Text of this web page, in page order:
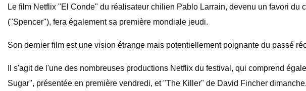
Le film Netflix "El Conde" du réalisateur chilien Pablo Larrain, devenu un favori
("Spencer"), fera également sa première mondiale jeudi.
Son dernier film est une vision étrange mais potentiellement poignante du passé
Il s'agit de l'une des nombreuses productions Netflix du festival, qui comprend
Sugar", présentée en première vendredi, et "The Killer" de David Fincher dimanche.